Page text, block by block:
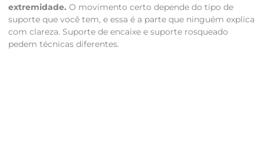
extremidade. O movimento certo depende do tipo de
suporte que você tem, e essa é a parte que ninguém explica
com clareza. Suporte de encaixe e suporte rosqueado
pedem técnicas diferentes.